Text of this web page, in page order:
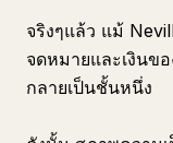
จริงๆแล้ว แม้
จดหมายและเงินข
กลายเป็นชั้นหนึ่ง